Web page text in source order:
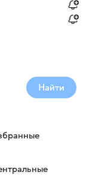
Найти